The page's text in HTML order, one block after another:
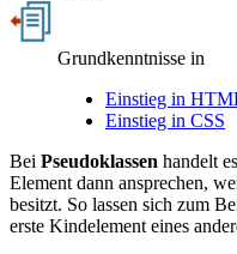
Grundkenntnisse in
Einstieg in
Einstieg in CSS
Bei Pseudoklassen handelt
Element dann ansprechen,
besitzt. So lassen sich zum
erste Kindelement eines